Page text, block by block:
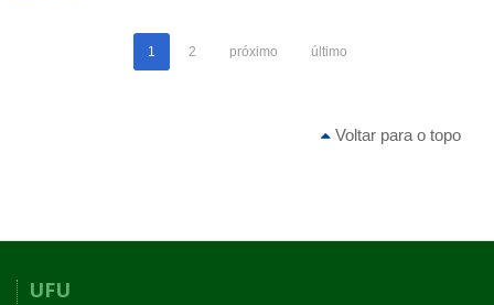
1 2 próximo último
Voltar para o topo
UFU